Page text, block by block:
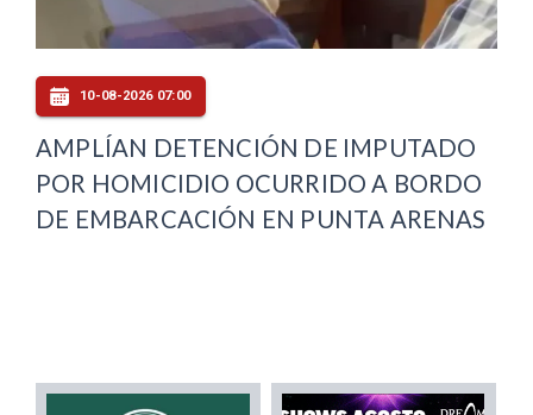
10-08-2026 07:00
AMPLÍAN DETENCIÓN DE IMPUTADO
POR HOMICIDIO OCURRIDO A BORDO
DE EMBARCACIÓN EN PUNTA ARENAS